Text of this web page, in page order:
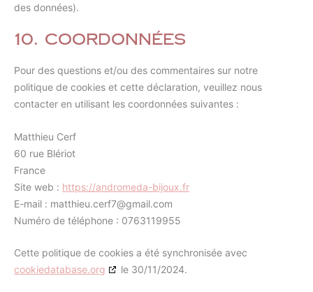
des données).
10. Coordonnées
Pour des questions et/ou des commentaires sur notre
politique de cookies et cette déclaration, veuillez nous
contacter en utilisant les coordonnées suivantes :
Matthieu Cerf
60 rue Blériot
France
Site web : https://andromeda-bijoux.fr
E-mail : matthieu.cerf7@gmail.com
Numéro de téléphone : 0763119955
Cette politique de cookies a été synchronisée avec
cookiedatabase.org
le 30/11/2024.